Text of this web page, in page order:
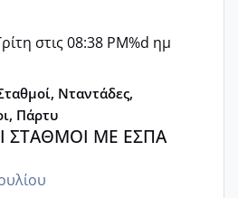
στις 08:38 PM%d ημ
Νταντάδες,
Πάρτυ
ΣΤΑΘΜΟΙ ΜΕ ΕΣΠΑ